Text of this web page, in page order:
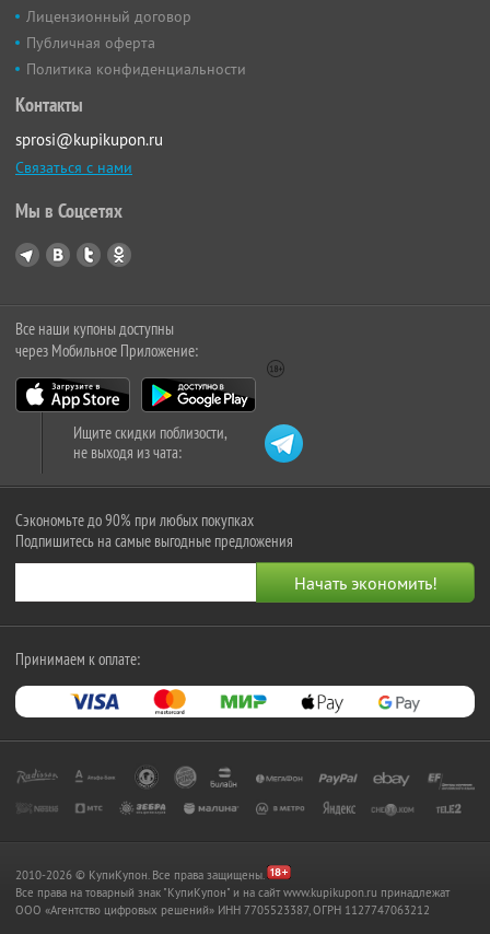
Лицензионный договор
Публичная оферта
Политика конфиденциальности
Контакты
sprosi@kupikupon.ru
Связаться с нами
Мы в Соцсетях
Все наши купоны доступны
через Мобильное Приложение:
Ищите скидки поблизости,
не выходя из чата:
Сэкономьте до 90% при любых покупках
Подпишитесь на самые выгодные предложения
Принимаем к оплате:
2010-2026 © КупиКупон. Все права защищены.
Все права на товарный знак "КупиКупон" и на сайт www.kupikupon.ru принадлежат
OOO «Агентство цифровых решений» ИНН 7705523387, ОГРН 1127747063212